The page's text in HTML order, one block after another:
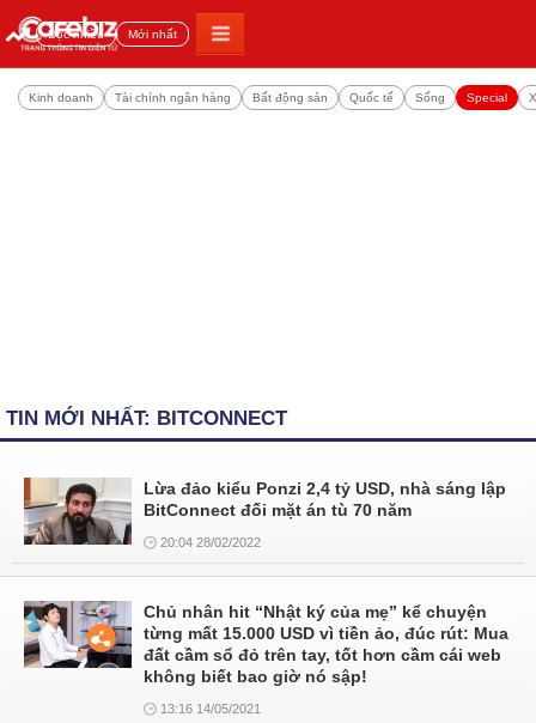
Đọc nhiều Mới nhất
Kinh doanh Tài chính ngân hàng Bất động sản Quốc tế Sống Special
TIN MỚI NHẤT: BITCONNECT
Lừa đảo kiểu Ponzi 2,4 tỷ USD, nhà sáng lập
BitConnect đối mặt án tù 70 năm
20:04 28/02/2022
Chủ nhân hit “Nhật ký của mẹ” kể chuyện
từng mất 15.000 USD vì tiền ảo, đúc rút: Mua
đất cầm sổ đỏ trên tay, tốt hơn cầm cái web
không biết bao giờ nó sập!
13:16 14/05/2021